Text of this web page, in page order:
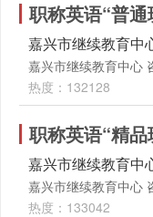
职称英语“普
嘉兴市继续教育中
嘉兴市继续教育中心
热度：132128
职称英语“精
嘉兴市继续教育中
嘉兴市继续教育中心
热度：133042